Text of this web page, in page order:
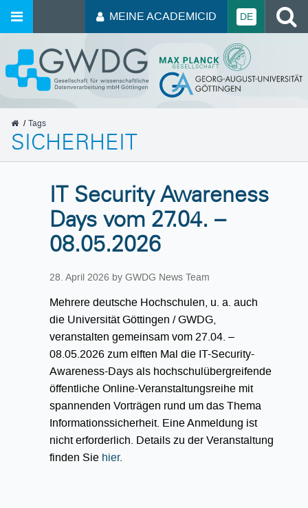
MEINE ACADEMICID DE
GWDG
Tags
SICHERHEIT
IT Security Awareness
Days vom 27.04. –
08.05.2026
28. April 2026 by GWDG News Team
Mehrere deutsche Hochschulen, u. a. auch
die Universität Göttingen / GWDG,
veranstalten gemeinsam vom 27.04. –
08.05.2026 zum elften Mal die IT-Security-
Awareness-Days als hochschulübergreifende
öffentliche Online-Veranstaltungsreihe mit
spannenden Vorträgen rund um das Thema
Informationssicherheit. Eine Anmeldung ist
nicht erforderlich. Details zu der Veranstaltung
finden Sie hier.